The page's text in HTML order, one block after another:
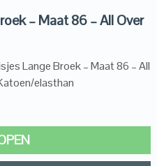
– Maat 86 – All Over
Lange Broek – Maat 86 – All
elasthan